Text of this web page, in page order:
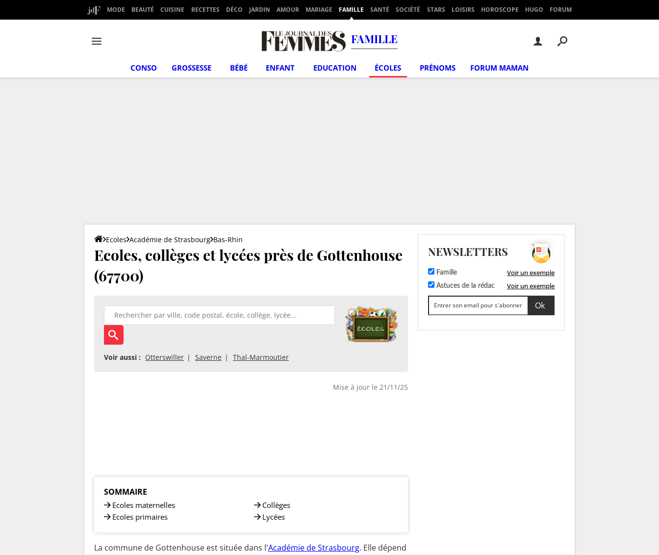
MODE BEAUTÉ CUISINE RECETTES DÉCO JARDIN AMOUR MARIAGE FAMILLE SANTÉ SOCIÉTÉ STARS LOISIRS HOROSCOPE HUGO FORUM
FAMILLE
CONSO GROSSESSE BÉBÉ ENFANT EDUCATION ÉCOLES PRÉNOMS FORUM MAMAN
Ecoles Académie de Strasbourg Bas-Rhin
Ecoles, collèges et lycées près de Gottenhouse
(67700)
Voir aussi : Otterswiller Saverne Thal-Marmoutier
Mise à jour le 21/11/25
SOMMAIRE
Ecoles maternelles
Ecoles primaires
Collèges
Lycées
La commune de Gottenhouse est située dans l'Académie de Strasbourg. Elle dépend
NEWSLETTERS
Famille Voir un exemple
Astuces de la rédac Voir un exemple